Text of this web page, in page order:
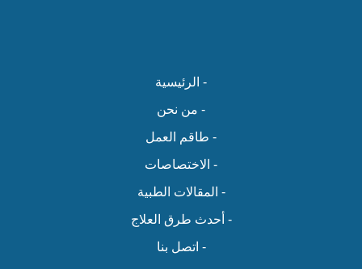
- الرئيسية
- من نحن
- طاقم العمل
- الاختصاصات
- المقالات الطبية
- أحدث طرق العلاج
- اتصل بنا